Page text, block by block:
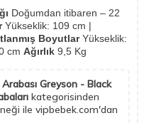
Doğumdan itibaren – 22
Yükseklik: 109 cm |
BoyutlarYükseklik:
cm Ağırlık 9,5 Kg
Greyson - Black
kategorisinden
ile vipbebek.com'dan